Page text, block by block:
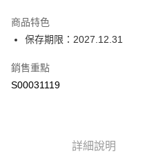
Apple Pay
街口支付
全盈+PAY
商品特色
保存期限：2027.12.31
銷售重點
S00031119
詳細說明